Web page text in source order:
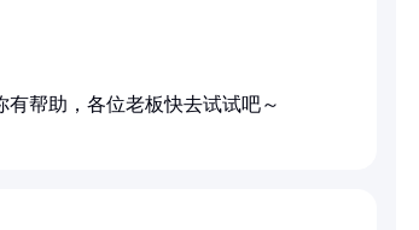
帮助，各位老板快去试试吧～